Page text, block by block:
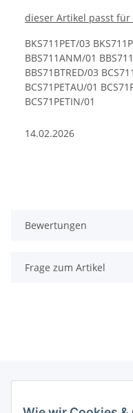
dieser Artikel passt für
BKS711PET/03
BBS711ANM/01
BBS71BTRED/03
BCS71PETAU/01
BCS71PETIN/01
14.02.2026
Bewertungen
Frage zum Artikel